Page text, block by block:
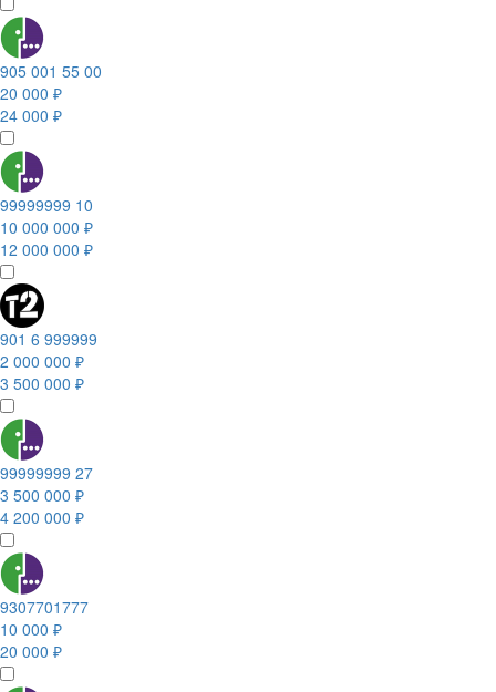
905 001 55 00
20 000 ₽
24 000 ₽
99999999 10
10 000 000 ₽
12 000 000 ₽
901 6 999999
2 000 000 ₽
3 500 000 ₽
99999999 27
3 500 000 ₽
4 200 000 ₽
9307701777
10 000 ₽
20 000 ₽